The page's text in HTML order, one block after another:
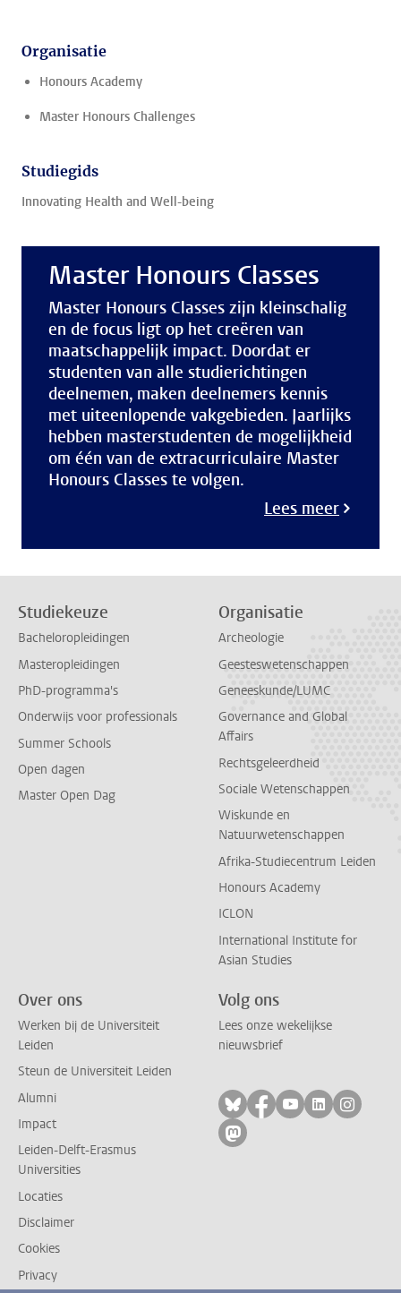
Organisatie
Honours Academy
Master Honours Challenges
Studiegids
Innovating Health and Well-being
Master Honours Classes
Master Honours Classes zijn kleinschalig
en de focus ligt op het creëren van
maatschappelijk impact. Doordat er
studenten van alle studierichtingen
deelnemen, maken deelnemers kennis
met uiteenlopende vakgebieden. Jaarlijks
hebben masterstudenten de mogelijkheid
om één van de extracurriculaire Master
Honours Classes te volgen.
Lees meer
Studiekeuze
Bacheloropleidingen
Masteropleidingen
PhD-programma's
Onderwijs voor professionals
Summer Schools
Open dagen
Master Open Dag
Organisatie
Archeologie
Geesteswetenschappen
Geneeskunde/LUMC
Governance and Global
Affairs
Rechtsgeleerdheid
Sociale Wetenschappen
Wiskunde en
Natuurwetenschappen
Afrika-Studiecentrum Leiden
Honours Academy
ICLON
International Institute for
Asian Studies
Over ons
Werken bij de Universiteit
Leiden
Steun de Universiteit Leiden
Alumni
Impact
Leiden-Delft-Erasmus
Universities
Locaties
Disclaimer
Cookies
Privacy
Volg ons
Lees onze wekelijkse
nieuwsbrief
Volg ons op bluesky
Volg ons op
Volg ons op
Volg ons
Volg
Volg ons op mastodon